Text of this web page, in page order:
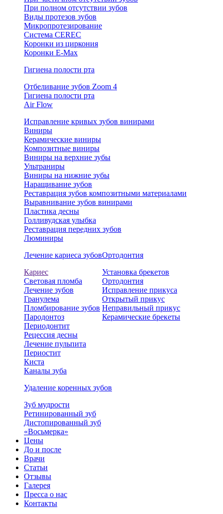
При полном отсутствии зубов
Виды протезов зубов
Микропротезирование
Система CEREC
Коронки из циркония
Коронки E-Max
Гигиена полости рта
Отбеливание зубов Zoom 4
Гигиена полости рта
Air Flow
Исправление кривых зубов винирами
Виниры
Керамические виниры
Композитные виниры
Виниры на верхние зубы
Ультраниры
Виниры на нижние зубы
Наращивание зубов
Реставрация зубов композитными материалами
Выравнивание зубов винирами
Пластика десны
Голливудская улыбка
Реставрация передних зубов
Люминиры
Лечение кариеса зубов
Кариес
Световая пломба
Лечение зубов
Гранулема
Пломбирование зубов
Пародонтоз
Периодонтит
Рецессия десны
Лечение пульпита
Периостит
Киста
Каналы зуба
Ортодонтия
Установка брекетов
Ортодонтия
Исправление прикуса
Открытый прикус
Неправильный прикус
Керамические брекеты
Удаление коренных зубов
Зуб мудрости
Ретинированный зуб
Дистопированный зуб
«Восьмерка»
Цены
До и после
Врачи
Статьи
Отзывы
Галерея
Пресса о нас
Контакты